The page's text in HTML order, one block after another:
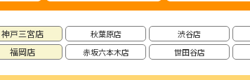
神戸三宮店
福岡店
秋葉原店
赤坂六本木店
渋谷店
世田谷店